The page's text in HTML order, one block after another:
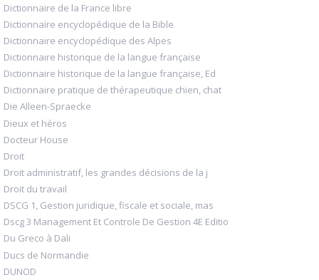
Dictionnaire de la France libre
Dictionnaire encyclopédique de la Bible
Dictionnaire encyclopédique des Alpes
Dictionnaire historique de la langue française
Dictionnaire historique de la langue française, Ed
Dictionnaire pratique de thérapeutique chien, chat
Die Alleen-Spraecke
Dieux et héros
Docteur House
Droit
Droit administratif, les grandes décisions de la j
Droit du travail
DSCG 1, Gestion juridique, fiscale et sociale, mas
Dscg 3 Management Et Controle De Gestion 4E Editio
Du Greco à Dali
Ducs de Normandie
DUNOD